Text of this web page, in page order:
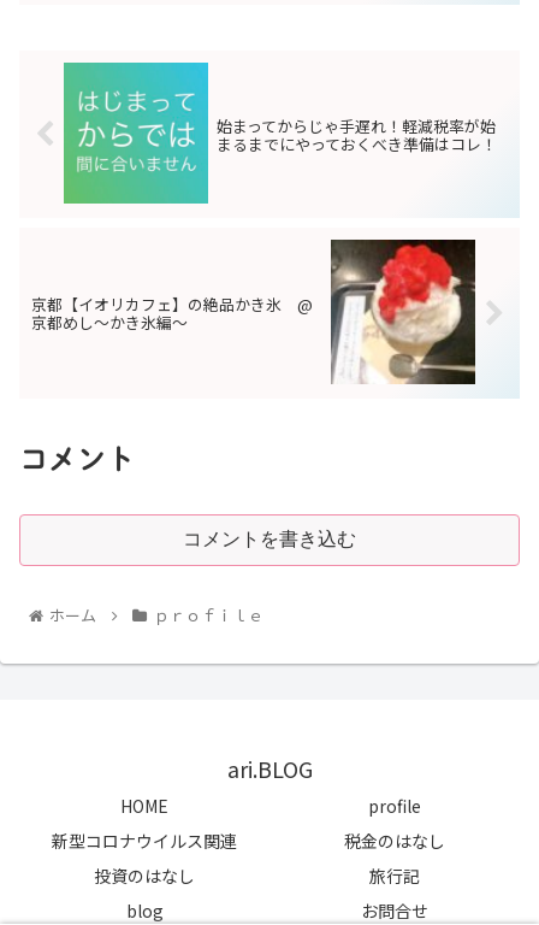
始まってからじゃ手遅れ！軽減税率が始
まるまでにやっておくべき準備はコレ！
京都【イオリカフェ】の絶品かき氷 @
京都めし〜かき氷編〜
コメント
コメントを書き込む
ホーム ｐｒｏｆｉｌｅ
ari.BLOG
HOME
profile
新型コロナウイルス関連
税金のはなし
投資のはなし
旅行記
blog
お問合せ